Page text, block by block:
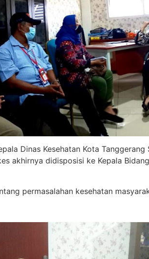
Dinas Kesehatan Kota
akhirnya didisposisi ke Kepala
permasalahan kesehatan